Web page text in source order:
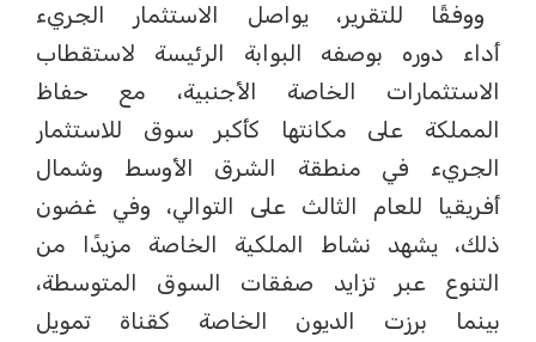
ووفقًا للتقرير، يواصل الاستثمار الجريء
أداء دوره بوصفه البوابة الرئيسة لاستقطاب
الاستثمارات الخاصة الأجنبية، مع حفاظ
المملكة على مكانتها كأكبر سوق للاستثمار
الجريء في منطقة الشرق الأوسط وشمال
أفريقيا للعام الثالث على التوالي، وفي غضون
ذلك، يشهد نشاط الملكية الخاصة مزيدًا من
التنوع عبر تزايد صفقات السوق المتوسطة،
بينما برزت الديون الخاصة كقناة تمويل